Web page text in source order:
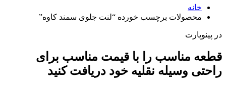
خانه
محصولات برچسب خورده “لنت جلوی سمند کاوه”
در پینوپارت
قطعه مناسب را با قیمت مناسب برای
راحتی وسیله نقلیه خود دریافت کنید